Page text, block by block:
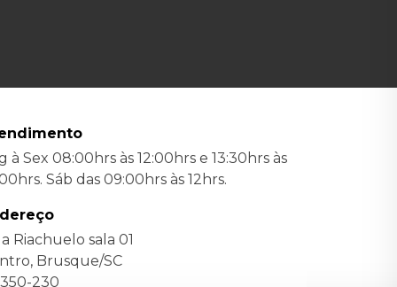
à Sex 08:00hrs às 12:00hrs e 13:30hrs às
Sáb das 09:00hrs às 12hrs.
Riachuelo sala 01
Brusque/SC
230